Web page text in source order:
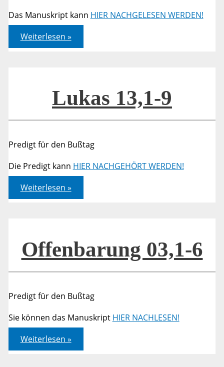
Das Manuskript kann HIER NACHGELESEN WERDEN!
Lukas
13,1-
9
Weiterlesen »
Lukas 13,1-9
Predigt für den Bußtag
Die Predigt kann HIER NACHGEHÖRT WERDEN!
Lukas
13,1-
9
Weiterlesen »
Offenbarung 03,1-6
Predigt für den Bußtag
Sie können das Manuskript HIER NACHLESEN!
Offenbarung
03,1-
6
Weiterlesen »